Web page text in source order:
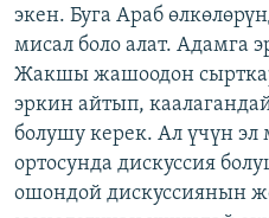
экен. Буга Араб
мисал боло алат. Адамга
Жакшы жашоодон
эркин айтып,
болушу керек. Ал үчүн
ортосунда дискуссия
ошондой дискуссиянын